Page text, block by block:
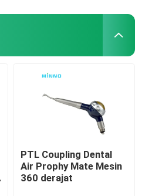
PTL Coupling Dental
Air Prophy Mate Mesin
360 derajat